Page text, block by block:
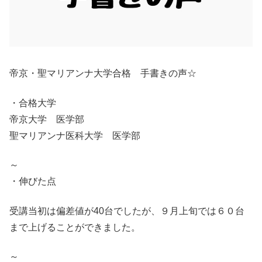
帝京・聖マリアンナ大学合格 手書きの声☆
・合格大学
帝京大学 医学部
聖マリアンナ医科大学 医学部
～
・伸びた点
受講当初は偏差値が40台でしたが、９月上旬では６０台
まで上げることができました。
～